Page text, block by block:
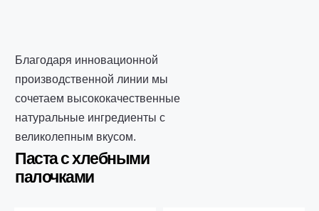
Паста с хлебными
палочками
Благодаря инновационной
производственной линии мы
сочетаем высококачественные
натуральные ингредиенты с
великолепным вкусом.